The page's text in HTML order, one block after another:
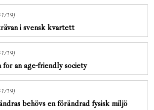
19)
i svensk kvartett
19)
an age-friendly society
19)
behövs en förändrad fysisk miljö